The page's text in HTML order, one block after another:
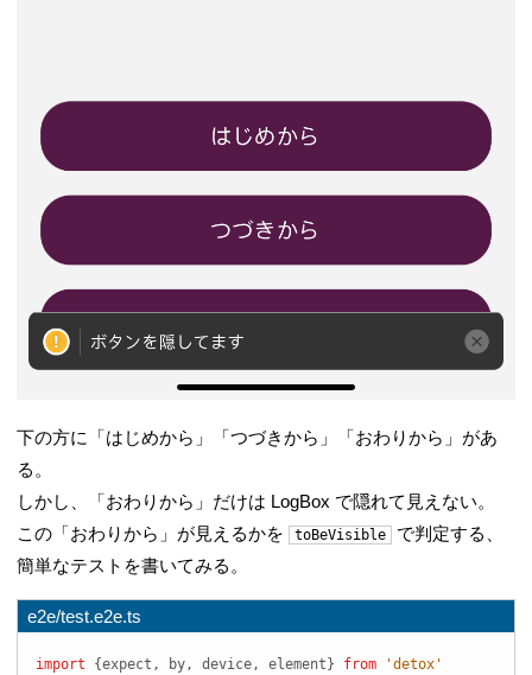
下の方に「はじめから」「つづきから」「おわりから」があ
る。
しかし、「おわりから」だけは LogBox で隠れて見えない。
この「おわりから」が見えるかを
toBeVisible
で判定する、
簡単なテストを書いてみる。
e2e/test.e2e.ts
import {expect , by, device, element } from 'detox'